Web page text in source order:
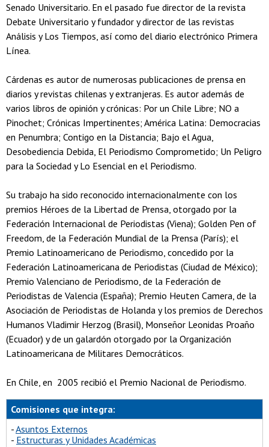
Senado Universitario. En el pasado fue director de la revista
Debate Universitario y fundador y director de las revistas
Análisis y Los Tiempos, así como del diario electrónico Primera
Línea.
Cárdenas es autor de numerosas publicaciones de prensa en
diarios y revistas chilenas y extranjeras. Es autor además de
varios libros de opinión y crónicas: Por un Chile Libre; NO a
Pinochet; Crónicas Impertinentes; América Latina: Democracias
en Penumbra; Contigo en la Distancia; Bajo el Agua,
Desobediencia Debida, El Periodismo Comprometido; Un Peligro
para la Sociedad y Lo Esencial en el Periodismo.
Su trabajo ha sido reconocido internacionalmente con los
premios Héroes de la Libertad de Prensa, otorgado por la
Federación Internacional de Periodistas (Viena); Golden Pen of
Freedom, de la Federación Mundial de la Prensa (París); el
Premio Latinoamericano de Periodismo, concedido por la
Federación Latinoamericana de Periodistas (Ciudad de México);
Premio Valenciano de Periodismo, de la Federación de
Periodistas de Valencia (España); Premio Heuten Camera, de la
Asociación de Periodistas de Holanda y los premios de Derechos
Humanos Vladimir Herzog (Brasil), Monseñor Leonidas Proaño
(Ecuador) y de un galardón otorgado por la Organización
Latinoamericana de Militares Democráticos.
En Chile, en 2005 recibió el Premio Nacional de Periodismo.
Comisiones que integra:
-Asuntos Externos
- Estructuras y Unidades Académicas